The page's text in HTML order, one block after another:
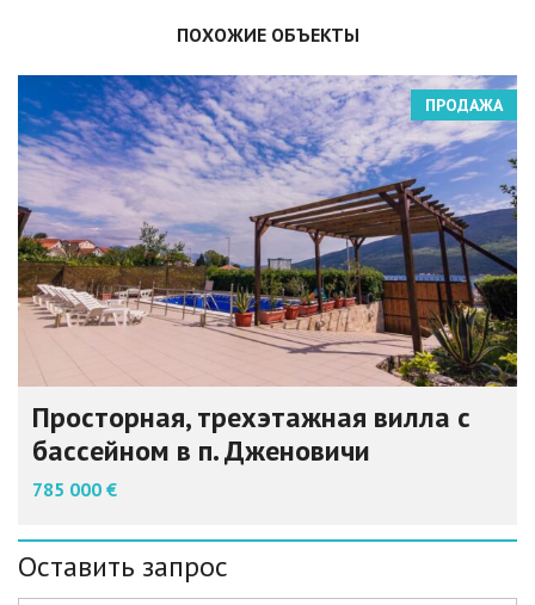
ПОХОЖИЕ ОБЪЕКТЫ
ПРОДАЖА
Просторная, трехэтажная вилла с
бассейном в п. Дженовичи
785 000 €
Оставить запрос